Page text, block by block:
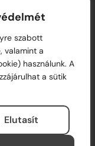
szabott
valamint a
használunk. A
a sütik
Elutasít